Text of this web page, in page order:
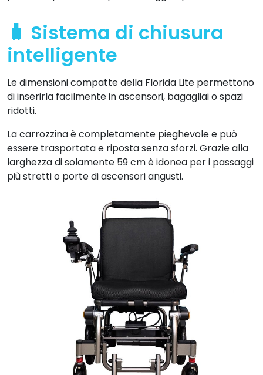
🧳 Sistema di chiusura
intelligente
Le dimensioni compatte della Florida Lite permettono
di inserirla facilmente in ascensori, bagagliai o spazi
ridotti.
La carrozzina è completamente pieghevole e può
essere trasportata e riposta senza sforzi. Grazie alla
larghezza di solamente 59 cm è idonea per i passaggi
più stretti o porte di ascensori angusti.